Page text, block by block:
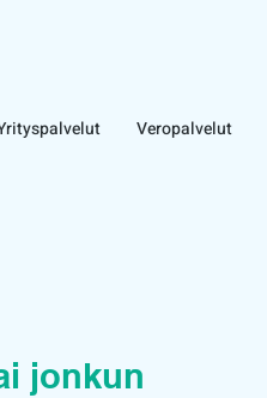
Veropalvelut
jonkun